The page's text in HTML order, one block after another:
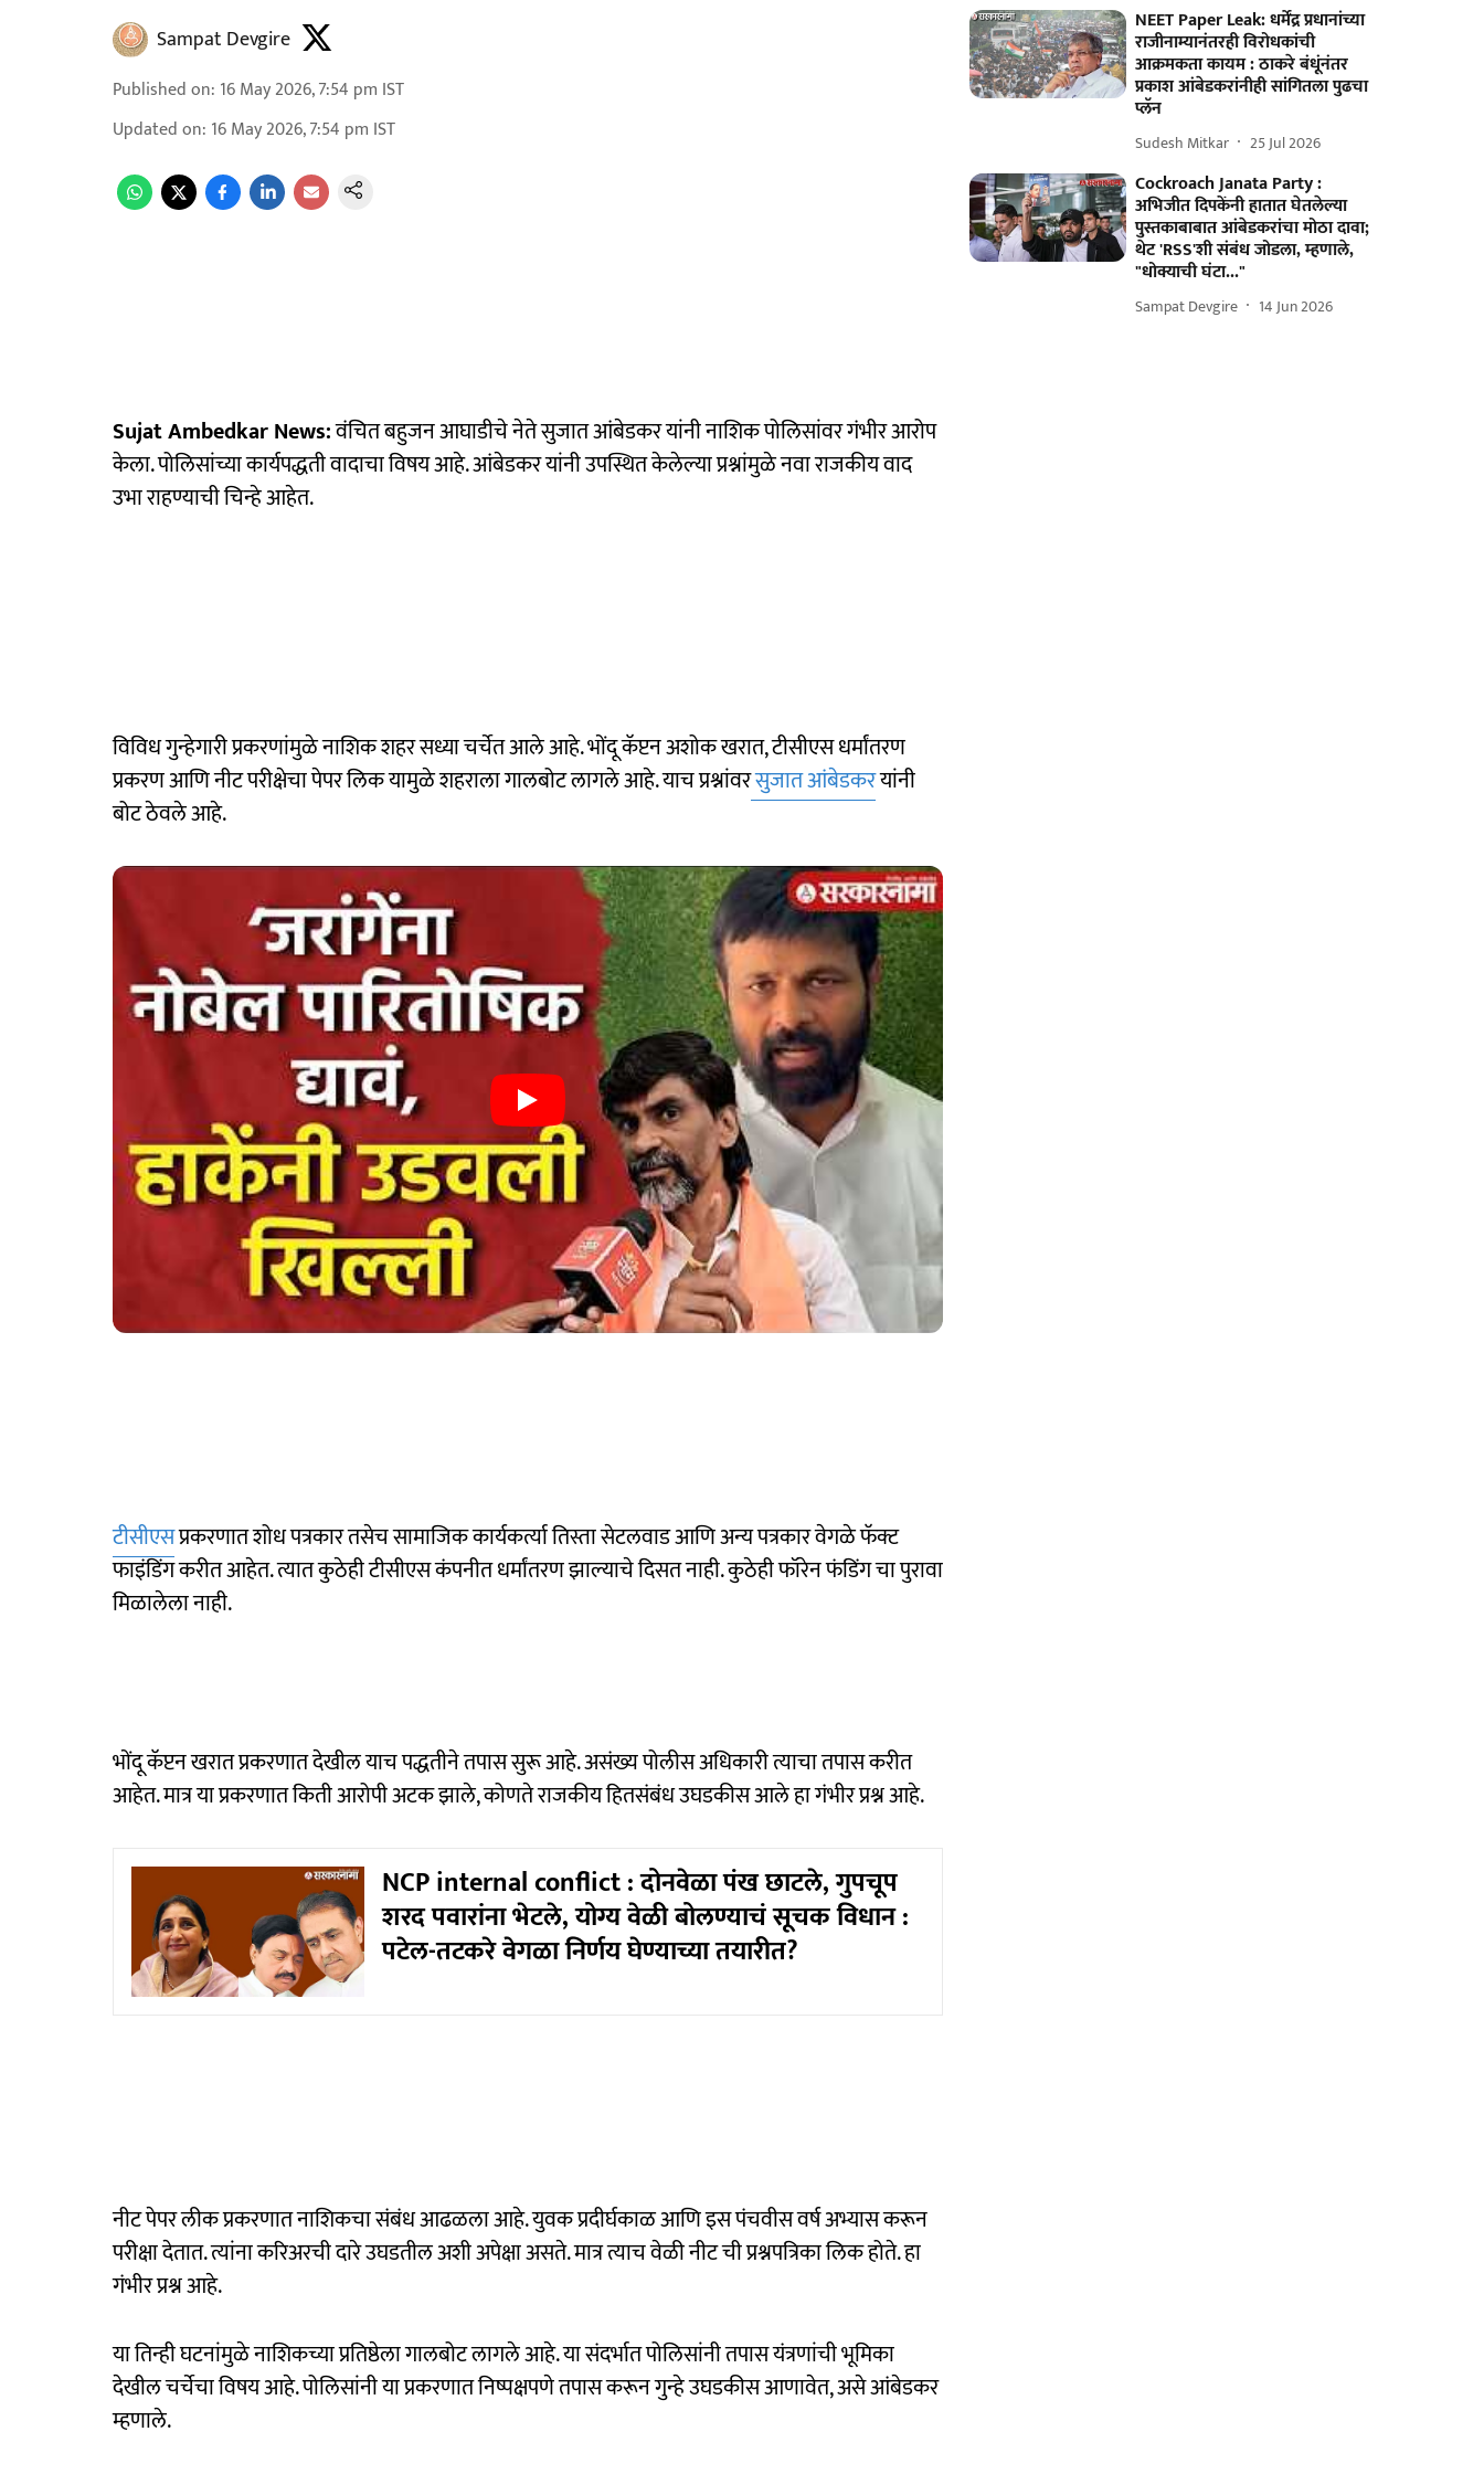
Sampat Devgire
Published on: 16 May 2026, 7:54 pm IST
Updated on: 16 May 2026, 7:54 pm IST
Sujat Ambedkar News:वंचित बहुजन आघाडीचे नेते सुजात आंबेडकर यांनी नाशिक पोलिसांवर गंभीर आरोप
केला. पोलिसांच्या कार्यपद्धती वादाचा विषय आहे. आंबेडकर यांनी उपस्थित केलेल्या प्रश्नांमुळे नवा राजकीय वाद
उभा राहण्याची चिन्हे आहेत.
विविध गुन्हेगारी प्रकरणांमुळे नाशिक शहर सध्या चर्चेत आले आहे. भोंदू कॅप्टन अशोक खरात, टीसीएस धर्मांतरण
प्रकरण आणि नीट परीक्षेचा पेपर लिक यामुळे शहराला गालबोट लागले आहे. याच प्रश्नांवरसुजात आंबेडकरयांनी
बोट ठेवले आहे.
टीसीएसप्रकरणात शोध पत्रकार तसेच सामाजिक कार्यकर्त्या तिस्ता सेटलवाड आणि अन्य पत्रकार वेगळे फॅक्ट
फाइंडिंग करीत आहेत. त्यात कुठेही टीसीएस कंपनीत धर्मांतरण झाल्याचे दिसत नाही. कुठेही फॉरेन फंडिंग चा पुरावा
मिळालेला नाही.
भोंदू कॅप्टन खरात प्रकरणात देखील याच पद्धतीने तपास सुरू आहे. असंख्य पोलीस अधिकारी त्याचा तपास करीत
आहेत. मात्र या प्रकरणात किती आरोपी अटक झाले, कोणते राजकीय हितसंबंध उघडकीस आले हा गंभीर प्रश्न आहे.
NCP internal conflict : दोनवेळा पंख छाटले, गुपचूप
शरद पवारांना भेटले, योग्य वेळी बोलण्याचं सूचक विधान :
पटेल-तटकरे वेगळा निर्णय घेण्याच्या तयारीत?
नीट पेपर लीक प्रकरणात नाशिकचा संबंध आढळला आहे. युवक प्रदीर्घकाळ आणि इस पंचवीस वर्ष अभ्यास करून
परीक्षा देतात. त्यांना करिअरची दारे उघडतील अशी अपेक्षा असते. मात्र त्याच वेळी नीट ची प्रश्नपत्रिका लिक होते. हा
गंभीर प्रश्न आहे.
या तिन्ही घटनांमुळे नाशिकच्या प्रतिष्ठेला गालबोट लागले आहे. या संदर्भात पोलिसांनी तपास यंत्रणांची भूमिका
देखील चर्चेचा विषय आहे. पोलिसांनी या प्रकरणात निष्पक्षपणे तपास करून गुन्हे उघडकीस आणावेत, असे आंबेडकर
म्हणाले.
NEET Paper Leak: धर्मेंद्र प्रधानांच्या
राजीनाम्यानंतरही विरोधकांची
आक्रमकता कायम : ठाकरे बंधूंनंतर
प्रकाश आंबेडकरांनीही सांगितला पुढचा
प्लॅन
Sudesh Mitkar 25 Jul 2026
Cockroach Janata Party :
अभिजीत दिपकेंनी हातात घेतलेल्या
पुस्तकाबाबात आंबेडकरांचा मोठा दावा;
थेट 'RSS'शी संबंध जोडला, म्हणाले,
"धोक्याची घंटा..."
Sampat Devgire 14 Jun 2026